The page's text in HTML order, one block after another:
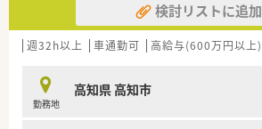
検討リストに追加
週32h以上 車通勤可 高給与(600万円以上)
勤務地
高知県 高知市